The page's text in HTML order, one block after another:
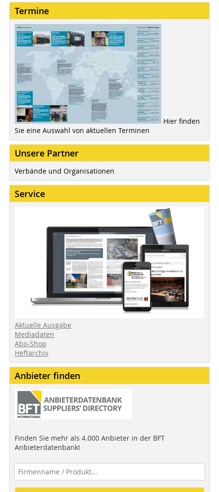
Termine
Hier finden
Sie eine Auswahl von aktuellen Terminen
Unsere Partner
Verbände und Organisationen
Service
Aktuelle Ausgabe
Mediadaten
Abo-Shop
Heftarchiv
Anbieter finden
Finden Sie mehr als 4.000 Anbieter in der BFT
Anbieterdatenbank!